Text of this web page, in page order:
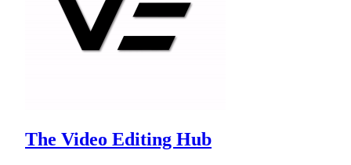
The Video Editing Hub